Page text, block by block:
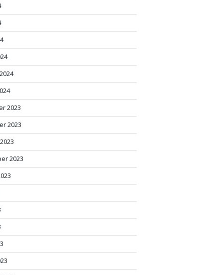
2023
2023
2023